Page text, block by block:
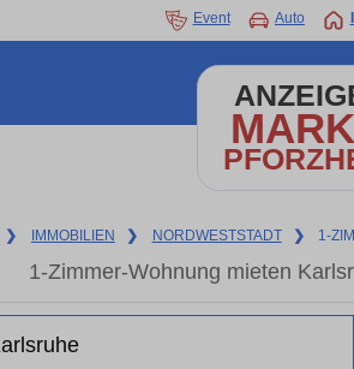
Event Auto
❯ IMMOBILIEN ❯ NORDWESTSTADT ❯ 1-
1-Zimmer-Wohnung mieten